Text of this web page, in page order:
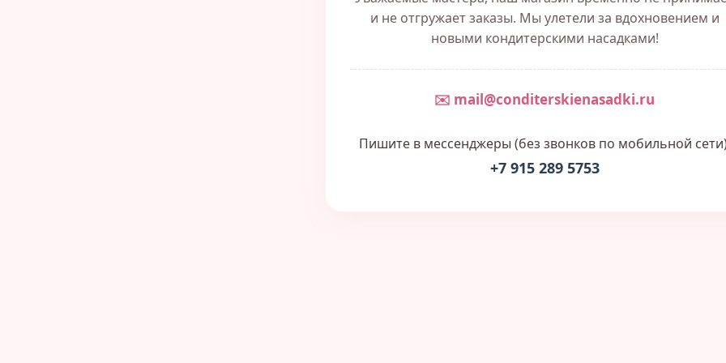
и не отгружает заказы. Мы улетели за вдохновением и
новыми кондитерскими насадками!
✉️ mail@conditerskienasadki.ru
Пишите в мессенджеры (без звонков по мобильной
+7 915 289 5753